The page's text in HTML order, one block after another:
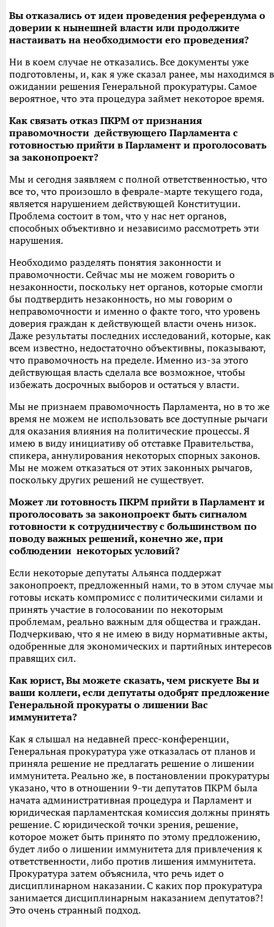
Вы отказались от идеи проведения референдума о
доверии к нынешней власти или продолжите
настаивать на необходимости его проведения?
Ни в коем случае не отказались. Все документы уже
подготовлены, и, как я уже сказал ранее, мы находимся в
ожидании решения Генеральной прокуратуры. Самое
вероятное, что эта процедура займет некоторое время.
Как связать отказ ПКРМ от признания
правомочности действующего Парламента с
готовностью прийти в Парламент и проголосовать
за законопроект?
Мы и сегодня заявляем с полной ответственностью, что
все то, что произошло в феврале-марте текущего года,
является нарушением действующей Конституции.
Проблема состоит в том, что у нас нет органов,
способных объективно и независимо рассмотреть эти
нарушения.
Необходимо разделять понятия законности и
правомочности. Сейчас мы не можем говорить о
незаконности, поскольку нет органов, которые смогли
бы подтвердить незаконность, но мы говорим о
неправомочности и именно о факте того, что уровень
доверия граждан к действующей власти очень низок.
Даже результаты последних исследований, которые, как
всем известно, недостаточно объективны, показывают,
что правомочность на пределе. Именно из-за этого
действующая власть сделала все возможное, чтобы
избежать досрочных выборов и остаться у власти.
Мы не признаем правомочность Парламента, но в то же
время не можем не использовать все доступные рычаги
для оказания влияния на политические процессы. Я
имею в виду инициативу об отставке Правительства,
спикера, аннулирования некоторых спорных законов.
Мы не можем отказаться от этих законных рычагов,
поскольку других решений не существует.
Может ли готовность ПКРМ прийти в Парламент и
проголосовать за законопроект быть сигналом
готовности к сотрудничеству с большинством по
поводу важных решений, конечно же, при
соблюдении некоторых условий?
Если некоторые депутаты Альянса поддержат
законопроект, предложенный нами, то в этом случае мы
готовы искать компромисс с политическими силами и
принять участие в голосовании по некоторым
проблемам, реально важным для общества и граждан.
Подчеркиваю, что я не имею в виду нормативные акты,
одобренные для экономических и партийных интересов
правящих сил.
Как юрист, Вы можете сказать, чем рискуете Вы и
ваши коллеги, если депутаты одобрят предложение
Генеральной прокураты о лишении Вас
иммунитета?
Как я слышал на недавней пресс-конференции,
Генеральная прокуратура уже отказалась от планов и
приняла решение не предлагать решение о лишении
иммунитета. Реально же, в постановлении прокуратуры
указано, что в отношении 9-ти депутатов ПКРМ была
начата административная процедура и Парламент и
юридическая парламентская комиссия должны принять
решение. С юридической точки зрения, решение,
которое может быть принято по этому предложению,
будет либо о лишении иммунитета для привлечения к
ответственности, либо против лишения иммунитета.
Прокуратура затем объяснила, что речь идет о
дисциплинарном наказании. С каких пор прокуратура
занимается дисциплинарным наказанием депутатов?!
Это очень странный подход.